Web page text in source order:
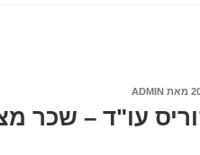
מאת ADMIN
עו"ד – שכר